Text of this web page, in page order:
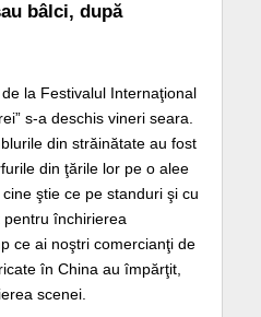
bâlci, după
la Festivalul Internaţional
s-a deschis vineri seara.
din străinătate au fost
din ţările lor pe o alee
ştie ce pe standuri şi cu
închirierea
ce ai noştri comercianţi de
în China au împărţit,
scenei.